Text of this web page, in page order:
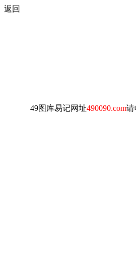
返回
49图库易记网址490090.com请